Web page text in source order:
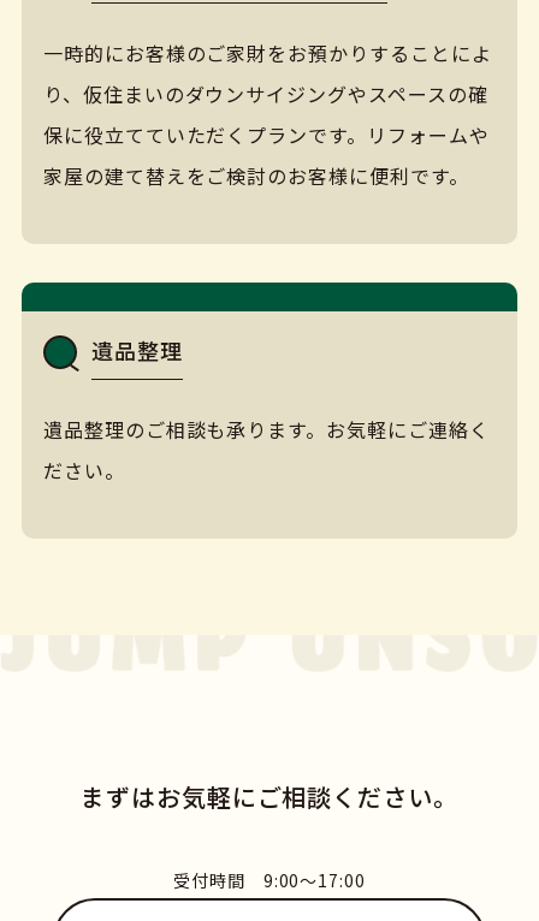
一時的にお客様のご家財をお預かりすることによ
り、仮住まいのダウンサイジングやスペースの確
保に役立てていただくプランです。リフォームや
家屋の建て替えをご検討のお客様に便利です。
遺品整理
遺品整理のご相談も承ります。お気軽にご連絡く
ださい。
まずはお気軽にご相談ください。
受付時間 9:00〜17:00